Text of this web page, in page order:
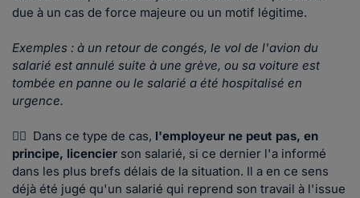
due à un cas de force majeure ou un motif légitime.
Exemples : à un retour de congés, le vol de l'avion du
salarié est annulé suite à une grève, ou sa voiture est
tombée en panne ou le salarié a été hospitalisé en
urgence.
👨‍⚖️ Dans ce type de cas, l'employeur ne peut pas, en
principe, licencier son salarié, si ce dernier l'a informé
dans les plus brefs délais de la situation. Il a en ce sens
déjà été jugé qu'un salarié qui reprend son travail à l'issue